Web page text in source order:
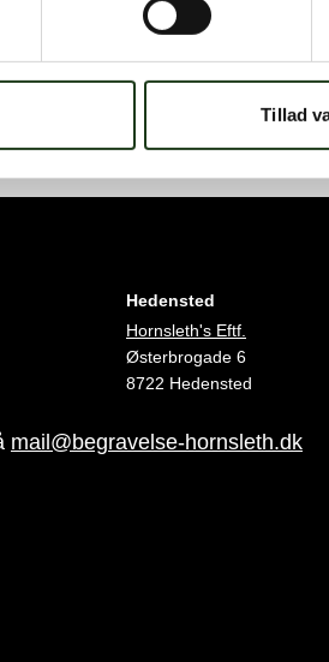
Tillad
Har du
dig. Du er velkommen til at
Hedensted
Hornsleth's Eftf.
Østerbrogade 6
8722 Hedensted
mail@begravelse-hornsleth.dk